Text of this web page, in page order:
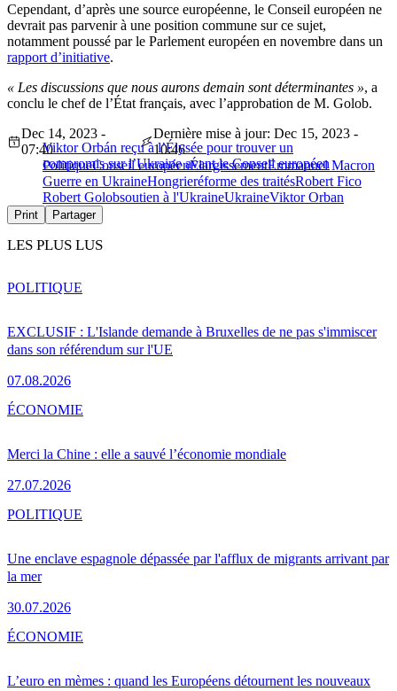
Cependant, d’après une source européenne, le Conseil européen ne
devrait pas parvenir à une position commune sur ce sujet,
notamment poussé par le Parlement européen en novembre dans un
rapport d’initiative.
« Les discussions que nous aurons demain sont déterminantes », a
conclu le chef de l’État français, avec l’approbation de M. Golob.
Viktor Orbán reçu à l’Élysée pour trouver un
compromis sur l’Ukraine avant le Conseil européen
Dec 14, 2023 -
07:40
Dernière mise à jour: Dec 15, 2023 -
10:46
PolitiqueConseil européenÉlargissementEmmanuel Macron
Guerre en UkraineHongrieréforme des traitésRobert Fico
Robert Golobsoutien à l'UkraineUkraineViktor Orban
Print Partager
LES PLUS LUS
EXCLUSIF : L'Islande demande à Bruxelles de ne pas s'immiscer
dans son référendum sur l'UE
07.08.2026
POLITIQUE
Merci la Chine : elle a sauvé l’économie mondiale
27.07.2026
ÉCONOMIE
Une enclave espagnole dépassée par l'afflux de migrants arrivant par
la mer
30.07.2026
POLITIQUE
L’euro en mèmes : quand les Européens détournent les nouveaux
ÉCONOMIE